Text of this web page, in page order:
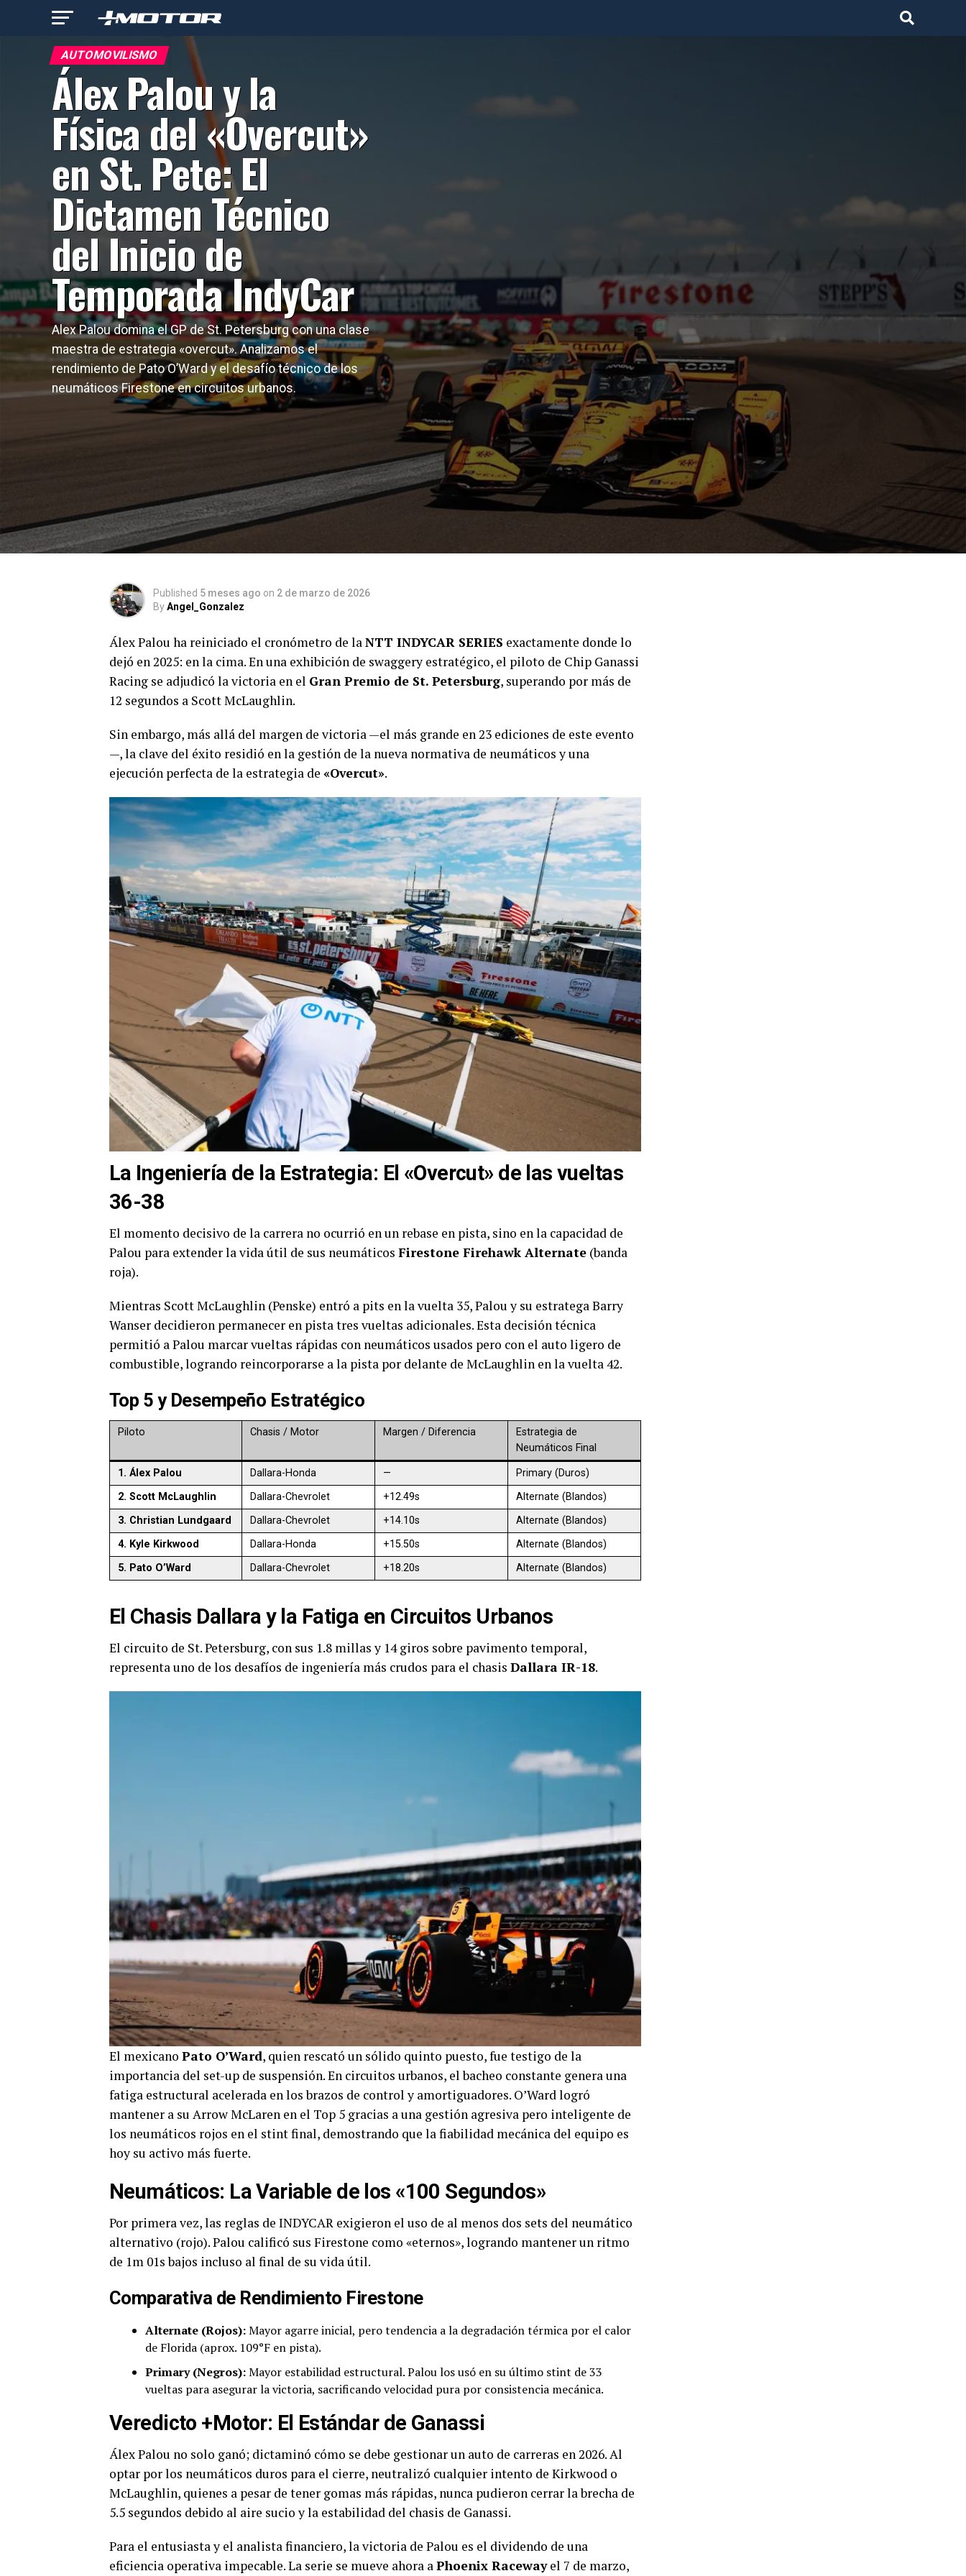
AUTOMOVILISMO
Álex Palou y la
Física del «Overcut»
en St. Pete: El
Dictamen Técnico
del Inicio de
Temporada IndyCar
Alex Palou domina el GP de St. Petersburg con una clase
maestra de estrategia «overcut». Analizamos el
rendimiento de Pato O’Ward y el desafío técnico de los
neumáticos Firestone en circuitos urbanos.
Published 5 meses ago on 2 de marzo de 2026
ByAngel_Gonzalez
Álex Palou ha reiniciado el cronómetro de laNTT INDYCAR SERIES exactamente donde lo
dejó en 2025: en la cima. En una exhibición de swaggery estratégico, el piloto de Chip Ganassi
Racing se adjudicó la victoria en el Gran Premio de St. Petersburg, superando por más de
12 segundos a Scott McLaughlin.
Sin embargo, más allá del margen de victoria —el más grande en 23 ediciones de este evento
—, la clave del éxito residió en la gestión de la nueva normativa de neumáticos y una
ejecución perfecta de la estrategia de «Overcut».
La Ingeniería de la Estrategia: El «Overcut» de las vueltas
36-38
El momento decisivo de la carrera no ocurrió en un rebase en pista, sino en la capacidad de
Palou para extender la vida útil de sus neumáticos Firestone Firehawk Alternate (banda
roja).
Mientras Scott McLaughlin (Penske) entró a pits en la vuelta 35, Palou y su estratega Barry
Wanser decidieron permanecer en pista tres vueltas adicionales. Esta decisión técnica
permitió a Palou marcar vueltas rápidas con neumáticos usados pero con el auto ligero de
combustible, logrando reincorporarse a la pista por delante de McLaughlin en la vuelta 42.
Top 5 y Desempeño Estratégico
Piloto Chasis / Motor Margen / Diferencia
Estrategia de
Neumáticos Final
1. Álex Palou Dallara-Honda —
Primary (Duros)
2. Scott McLaughlin
Dallara-Chevrolet +12.49s
Alternate (Blandos)
3. Christian Lundgaard
Dallara-Chevrolet +14.10s
Alternate (Blandos)
4. Kyle Kirkwood
Dallara-Honda +15.50s
Alternate (Blandos)
5. Pato O’Ward
Dallara-Chevrolet +18.20s Alternate (Blandos)
El Chasis Dallara y la Fatiga en Circuitos Urbanos
El circuito de St. Petersburg, con sus 1.8 millas y 14 giros sobre pavimento temporal,
representa uno de los desafíos de ingeniería más crudos para el chasis Dallara IR-18.
El mexicano Pato O’Ward, quien rescató un sólido quinto puesto, fue testigo de la
importancia del set-up de suspensión. En circuitos urbanos, el bacheo constante genera una
fatiga estructural acelerada en los brazos de control y amortiguadores. O’Ward logró
mantener a su Arrow McLaren en el Top 5 gracias a una gestión agresiva pero inteligente de
los neumáticos rojos en el stint final, demostrando que la fiabilidad mecánica del equipo es
hoy su activo más fuerte.
Neumáticos: La Variable de los «100 Segundos»
Por primera vez, las reglas de INDYCAR exigieron el uso de al menos dos sets del neumático
alternativo (rojo). Palou calificó sus Firestone como «eternos», logrando mantener un ritmo
de 1m 01s bajos incluso al final de su vida útil.
Comparativa de Rendimiento Firestone
Alternate (Rojos):Mayor agarre inicial, pero tendencia a la degradación térmica por el calor
de Florida (aprox. 109°F en pista).
Primary (Negros):Mayor estabilidad estructural. Palou los usó en su último stint de 33
vueltas para asegurar la victoria, sacrificando velocidad pura por consistencia mecánica.
Veredicto +Motor: El Estándar de Ganassi
Álex Palou no solo ganó; dictaminó cómo se debe gestionar un auto de carreras en 2026. Al
optar por los neumáticos duros para el cierre, neutralizó cualquier intento de Kirkwood o
McLaughlin, quienes a pesar de tener gomas más rápidas, nunca pudieron cerrar la brecha de
5.5 segundos debido al aire sucio y la estabilidad del chasis de Ganassi.
Para el entusiasta y el analista financiero, la victoria de Palou es el dividendo de una
eficiencia operativa impecable. La serie se mueve ahora aPhoenix Racewayel 7 de marzo,